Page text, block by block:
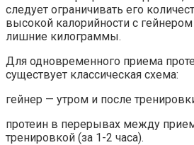
следует ограничивать его
высокой калорийности с гейнером
лишние килограммы.
Для одновременного приема
существует классическая схема:
гейнер — утром и после
протеин в перерывах между
тренировкой (за 1-2 часа).